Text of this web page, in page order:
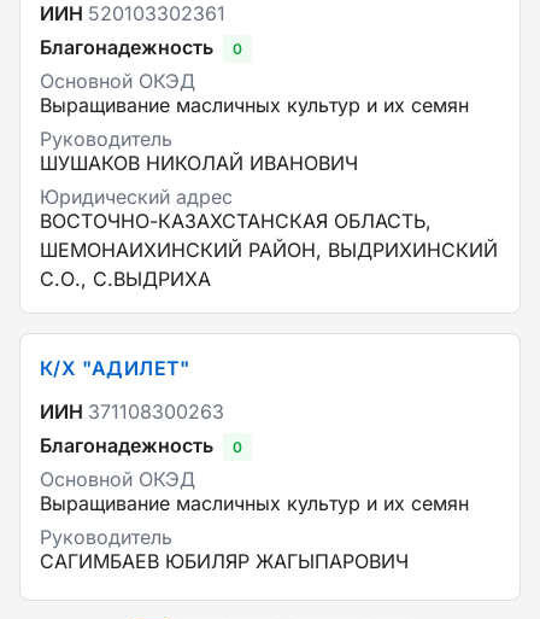
ИИН 520103302361
Благонадежность
0
Основной ОКЭД
Выращивание масличных культур и их семян
Руководитель
ШУШАКОВ НИКОЛАЙ ИВАНОВИЧ
Юридический адрес
ВОСТОЧНО-КАЗАХСТАНСКАЯ ОБЛАСТЬ,
ШЕМОНАИХИНСКИЙ РАЙОН, ВЫДРИХИНСКИЙ
С.О., С.ВЫДРИХА
К/Х "АДИЛЕТ"
ИИН 371108300263
Благонадежность
0
Основной ОКЭД
Выращивание масличных культур и их семян
Руководитель
САГИМБАЕВ ЮБИЛЯР ЖАГЫПАРОВИЧ